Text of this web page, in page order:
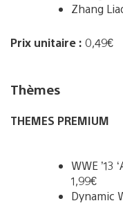
Zhang
Prix unitaire : 0,49€
Thèmes
THEMES PREMIUM
WWE ’13
1,99€
Dynamic